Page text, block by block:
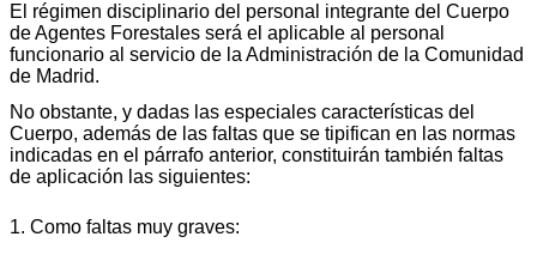
El régimen disciplinario del personal integrante del Cuerpo
de Agentes Forestales será el aplicable al personal
funcionario al servicio de la Administración de la Comunidad
de Madrid.
No obstante, y dadas las especiales características del
Cuerpo, además de las faltas que se tipifican en las normas
indicadas en el párrafo anterior, constituirán también faltas
de aplicación las siguientes:
1. Como faltas muy graves: